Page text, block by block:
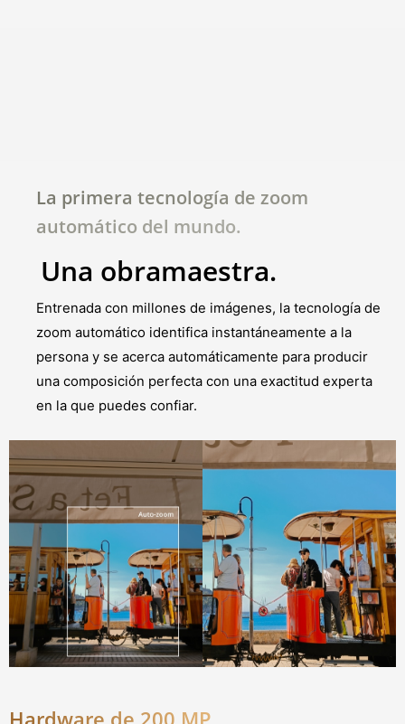
La primera tecnología de zoom
automático del mundo.
Una obramaestra.
Entrenada con millones de imágenes, la tecnología de
zoom automático identifica instantáneamente a la
persona y se acerca automáticamente para producir
una composición perfecta con una exactitud experta
en la que puedes confiar.